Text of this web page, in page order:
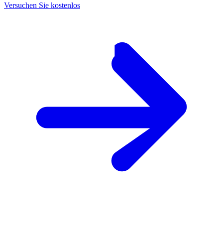
Versuchen Sie kostenlos